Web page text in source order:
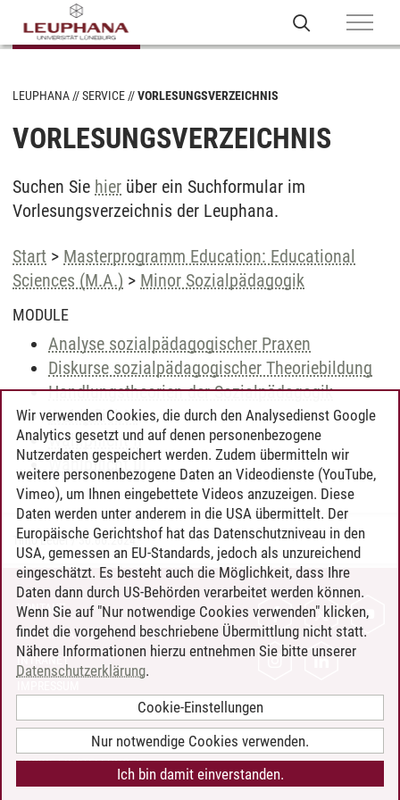
LEUPHANA SERVICE VORLESUNGSVERZEICHNIS
VORLESUNGSVERZEICHNIS
Suchen Sie hier über ein Suchformular im
Vorlesungsverzeichnis der Leuphana.
Start > Masterprogramm Education: Educational
Sciences (M.A.) > Minor Sozialpädagogik
MODULE
Analyse sozialpädagogischer Praxen
Diskurse sozialpädagogischer Theoriebildung
Handlungstheorien der Sozialpädagogik
Wahlpflicht I
Wahlpflicht II
Wahlpflicht III
Timo Leder/30.06.2024
KONTAKT
LEUPHANA ALS ARBEITGEBER
INTRANET
BARRIEREFREIHEIT
COOKIE-EINSTELLUNGEN
Wir verwenden Cookies, die durch den Analysedienst Google
Analytics gesetzt und auf denen personenbezogene
Nutzerdaten gespeichert werden. Zudem übermitteln wir
weitere personenbezogene Daten an Videodienste (YouTube,
Vimeo), um Ihnen eingebettete Videos anzuzeigen. Diese
Daten werden unter anderem in die USA übermittelt. Der
Europäische Gerichtshof hat das Datenschutzniveau in den
USA, gemessen an EU-Standards, jedoch als unzureichend
eingeschätzt. Es besteht auch die Möglichkeit, dass Ihre
Daten dann durch US-Behörden verarbeitet werden können.
Wenn Sie auf "Nur notwendige Cookies verwenden" klicken,
findet die vorgehend beschriebene Übermittlung nicht statt.
Nähere Informationen hierzu entnehmen Sie bitte unserer
Datenschutzerklärung.
Cookie-Einstellungen
Nur notwendige Cookies verwenden.
Ich bin damit einverstanden.